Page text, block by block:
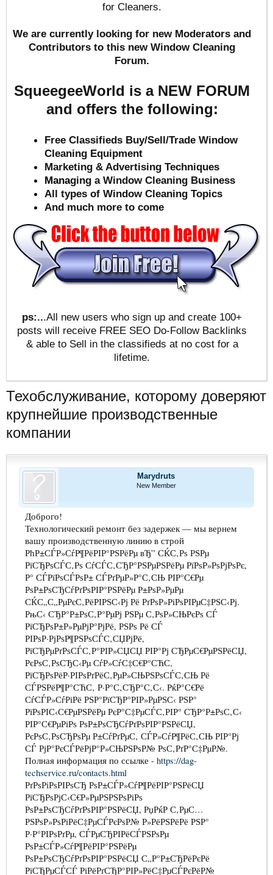
for Cleaners.
We are currently looking for new Moderators and
Contributors to this new Window Cleaning
Forum.
SqueegeeWorld is a NEW FORUM
and offers the following:
Free Classifieds Buy/Sell/Trade Window
Cleaning Equipment
Marketing & Advertising Techniques
Managing a Window Cleaning Business
All types of Window Cleaning Topics
And much more to come
ps:...All new users who sign up and create 100+
posts will receive FREE SEO Do-Follow Backlinks
& able to Sell in the classifieds at no cost for a
lifetime.
Техобслуживание, которому доверяют
крупнейшие производственные
компании
Marydruts
New Member
Доброго!
Технологический ремонт без задержек — мы вернем
вашу производственную линию в строй
РћР±СЃР»СѓР¶РёРІР°РЅРёРµ вЂ” СЌС‚Рѕ РЅРµ
РїСЂРѕСЃС‚Рѕ СѓСЃС‚СЂР°РЅРµРЅРёРµ РїРѕР»РѕРјРѕРє,
Р° СЃРїРѕСЃРѕР± СЃРґРµР»Р°С‚СЊ РІР°С€Рµ
РѕР±РѕСЂСѓРґРѕРІР°РЅРёРµ Р±РѕР»РµРµ
СЌС„С„РµРєС‚РёРІРЅС‹Рј Рё РґРѕР»РіРѕРІРµС‡РЅС‹Рј.
РњС‹ СЂР°Р±РѕС‚Р°РµРј РЅРµ С‚РѕР»СЊРєРѕ СЃ
РїСЂРѕР±Р»РµРјР°РјРё, РЅРѕ Рё СЃ
РІРѕР·РјРѕР¶РЅРѕСЃС‚СЏРјРё,
РїСЂРµРґРѕСЃС‚Р°РІР»СЏСЏ РІР°Рј СЂРµС€РµРЅРёСЏ,
РєРѕС‚РѕСЂС‹Рµ СѓР»СѓС‡С€Р°СЋС‚
РїСЂРѕРёР·РІРѕРґРёС‚РµР»СЊРЅРѕСЃС‚СЊ Рё
СЃРЅРёР¶Р°СЋС‚ Р·Р°С‚СЂР°С‚С‹. РќР°С€Рё
СѓСЃР»СѓРіРё РЅР°РїСЂР°РІР»РµРЅС‹ РЅР°
РїРѕРІС‹С€РµРЅРёРµ РєР°С‡РµСЃС‚РІР° СЂР°Р±РѕС‚С‹
РІР°С€РµРіРѕ РѕР±РѕСЂСѓРґРѕРІР°РЅРёСЏ,
РєРѕС‚РѕСЂРѕРµ Р±СѓРґРµС‚ СЃР»СѓР¶РёС‚СЊ РІР°Рј
СЃ РјР°РєСЃРёРјР°Р»СЊРЅРѕР№ РѕС‚РґР°С‡РµР№.
Полная информация по ссылке - https://dag-
techservice.ru/contacts.html
РґРѕРіРѕРІРѕСЂ РѕР±СЃР»СѓР¶РёРІР°РЅРёСЏ
РїСЂРѕРјС‹С€Р»РµРЅРЅРѕРіРѕ
РѕР±РѕСЂСѓРґРѕРІР°РЅРёСЏ, РџРќР С‚РµС…
РЅРѕР»РѕРіРёС‡РµСЃРєРѕР№ Р»РёРЅРёРё РЅР°
Р·Р°РІРѕРґРµ, СЃРµСЂРІРёСЃРЅРѕРµ
РѕР±СЃР»СѓР¶РёРІР°РЅРёРµ
РѕР±РѕСЂСѓРґРѕРІР°РЅРёСЏ С„Р°Р±СЂРёРєРё
РїСЂРµСЃСЃ РіРёРґСЂР°РІР»РёС‡РµСЃРєРёР№